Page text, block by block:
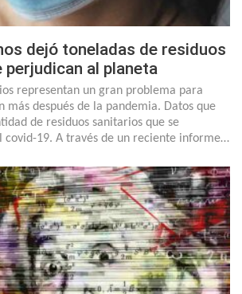
dejó toneladas de residuos
al planeta
representan un gran problema para
más después de la pandemia. Datos que
de residuos sanitarios que se
covid-19. A través de un reciente informe…